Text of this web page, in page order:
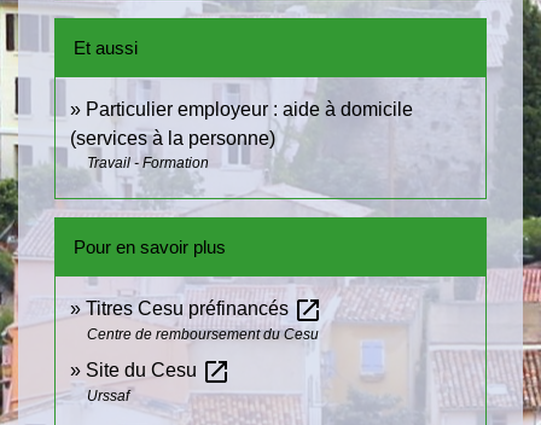
Et aussi
Particulier employeur : aide à domicile
(services à la personne)
Travail - Formation
Pour en savoir plus
Titres Cesu préfinancés open_in_new
Centre de remboursement du Cesu
Site du Cesu open_in_new
Urssaf